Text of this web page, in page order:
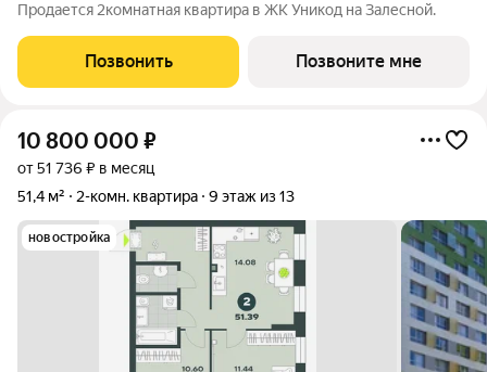
Продается 2комнатная квартира в ЖК Уникод на Залесной.
Позвонить Позвоните мне
10 800 000 ₽
от 51 736 ₽ в месяц
51,4 м²
2-комн. квартира 9 этаж из 13
новостройка